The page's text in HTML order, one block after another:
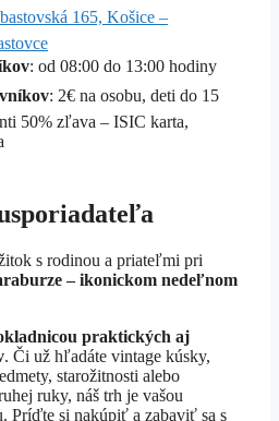
165, Košice –
: od 08:00 do 13:00 hodiny
: 2€ na osobu, deti do 15
50% zľava – ISIC karta,
s rodinou a priateľmi pri
– ikonickom nedeľnom
praktických aj
. Či už hľadáte vintage kúsky,
starožitnosti alebo
ruky, náš trh je vašou
Príďte si nakúpiť a zabaviť sa s